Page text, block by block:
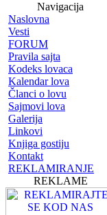
Navigacija
Naslovna
Vesti
FORUM
Pravila sajta
Kodeks lovaca
Kalendar lova
Članci o lovu
Sajmovi lova
Galerija
Linkovi
Knjiga gostiju
Kontakt
REKLAMIRANJE
REKLAME